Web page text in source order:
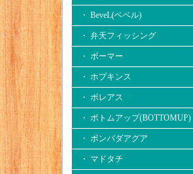
・ BeveL(ベベル)
・ 弁天フィッシング
・ ボーマー
・ ホプキンス
・ ボレアス
・ ボトムアップ(BOTTOMUP)
・ ボンバダアグア
・ マドタチ